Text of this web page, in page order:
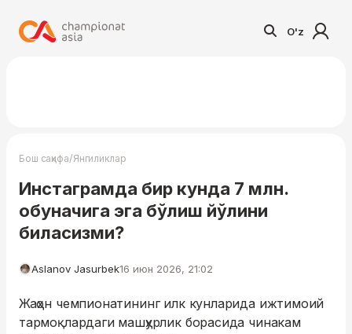
O'z
Бош саҳифа/Янгиликлар
Инстаграмда бир кунда 7 млн.
обуначига эга бўлиш йўлини
биласизми?
Aslanov Jasurbek16 июн 2026, 21:02
Жаҳон чемпионатининг илк кунларида ижтимоий
тармоқлардаги машҳурлик борасида чинакам